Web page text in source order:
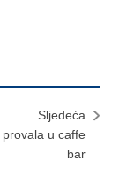
Sljedeća
u caffe
bar